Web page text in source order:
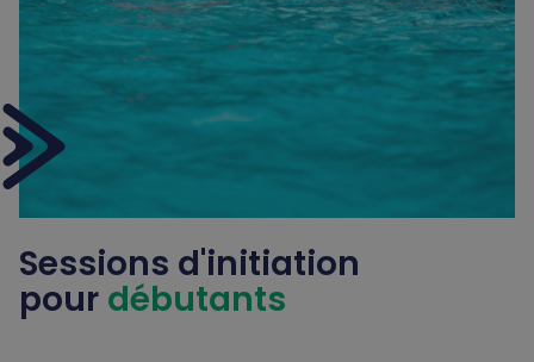
Sessions d'initiation
pour débutants